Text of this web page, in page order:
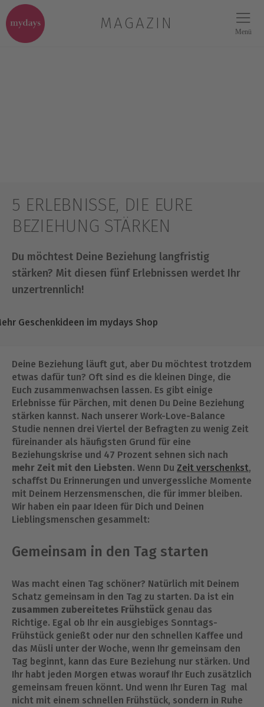
MAGAZIN Menü
5 ERLEBNISSE, DIE EURE
BEZIEHUNG STÄRKEN
Du möchtest Deine Beziehung langfristig
stärken? Mit diesen fünf Erlebnissen werdet Ihr
unzertrennlich!
Geschenkideen im mydays Shop
Deine Beziehung läuft gut, aber Du möchtest trotzdem
etwas dafür tun? Oft sind es die kleinen Dinge, die
Euch zusammenwachsen lassen. Es gibt einige
Erlebnisse für Pärchen, mit denen Du Deine Beziehung
stärken kannst. Nach unserer Work-Love-Balance
Studie nennen drei Viertel der Befragten zu wenig Zeit
füreinander als häufigsten Grund für eine
Beziehungskrise und 47 Prozent sehnen sich nach
mehr Zeit mit den Liebsten. Wenn Du Zeit verschenkst,
schaffst Du Erinnerungen und unvergessliche Momente
mit Deinem Herzensmenschen, die für immer bleiben.
Wir haben ein paar Ideen für Dich und Deinen
Lieblingsmenschen gesammelt:
Gemeinsam in den Tag starten
Was macht einen Tag schöner? Natürlich mit Deinem
Schatz gemeinsam in den Tag zu starten. Da ist ein
zusammen zubereitetes Frühstück genau das
Richtige. Egal ob Ihr ein ausgiebiges Sonntags-
Frühstück genießt oder nur den schnellen Kaffee und
das Müsli unter der Woche, wenn Ihr gemeinsam den
Tag beginnt, kann das Eure Beziehung nur stärken. Und
Ihr habt jeden Morgen etwas worauf Ihr Euch zusätzlich
gemeinsam freuen könnt. Und wenn Ihr Euren Tag mal
nicht mit einem schnellen Frühstück, sondern in Ruhe